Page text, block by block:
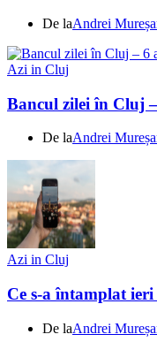
De laAndrei
Azi in Cluj
Bancul zilei în Cluj
De laAndrei
Azi in Cluj
Ce s-a întamplat
De laAndrei